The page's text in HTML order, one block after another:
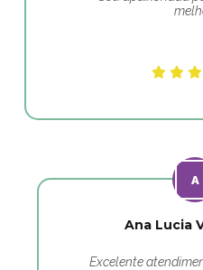
Ana Lucia
Excelente